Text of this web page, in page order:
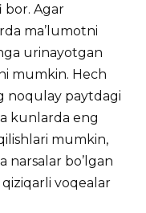
bor. Agar
ma’lumotni
urinayotgan
mumkin. Hech
noqulay paytdagi
kunlarda eng
mumkin,
narsalar bo’lgan
qiziqarli voqealar